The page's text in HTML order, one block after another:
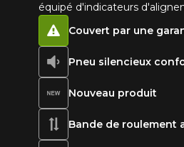
équipé d'indicateurs
Pneu silencieux
Nouveau produit
Bande de roulement
Couvert par une